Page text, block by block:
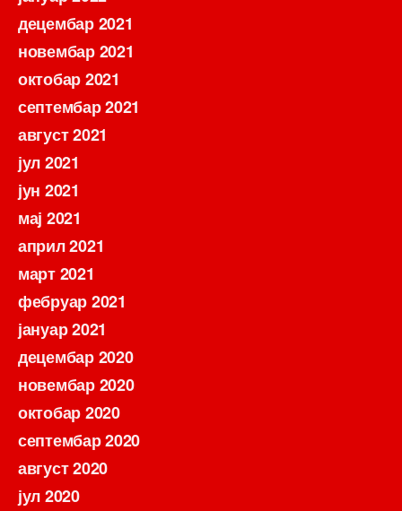
децембар 2021
новембар 2021
октобар 2021
септембар 2021
август 2021
јул 2021
јун 2021
мај 2021
април 2021
март 2021
фебруар 2021
јануар 2021
децембар 2020
новембар 2020
октобар 2020
септембар 2020
август 2020
јул 2020